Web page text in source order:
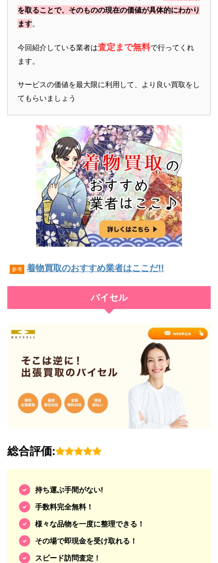
を取ることで、そのものの現在の価値が具体的にわかり
ます。
今回紹介している業者は査定まで無料で行ってくれ
ます。
サービスの価値を最大限に利用して、より良い買取をし
てもらいましょう
参考 着物買取のおすすめ業者はここだ!!
バイセル
総合評価:
持ち運ぶ手間がない!
手数料完全無料！
様々な品物を一度に整理できる！
その場で即現金を受け取れる！
スピード訪問査定！